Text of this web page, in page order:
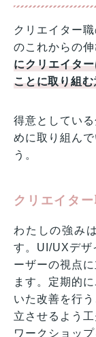
クリエイター
のこれからの
にクリエイタ
ことに取り組
得意としてい
めに取り組ん
う。
クリエイタ
わたしの強み
す。UI/UXデザ
ーザーの視点
ます。定期的
いた改善を行
立させるよう
ワークショッ